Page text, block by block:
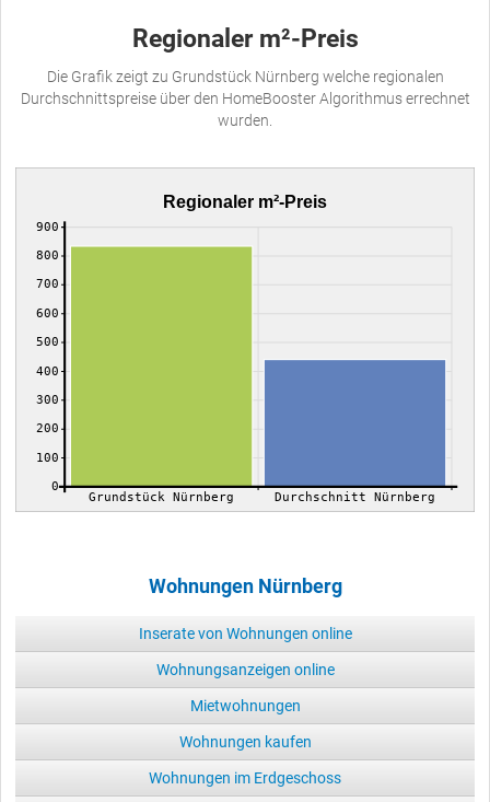
Regionaler m²-Preis
Die Grafik zeigt zu Grundstück Nürnberg welche regionalen
Durchschnittspreise über den HomeBooster Algorithmus errechnet
wurden.
Regionaler m²-Preis
0
100
200
300
400
500
600
700
800
900
Grundstück Nürnberg Durchschnitt Nürnberg
Wohnungen Nürnberg
Inserate von Wohnungen online
Wohnungsanzeigen online
Mietwohnungen
Wohnungen kaufen
Wohnungen im Erdgeschoss